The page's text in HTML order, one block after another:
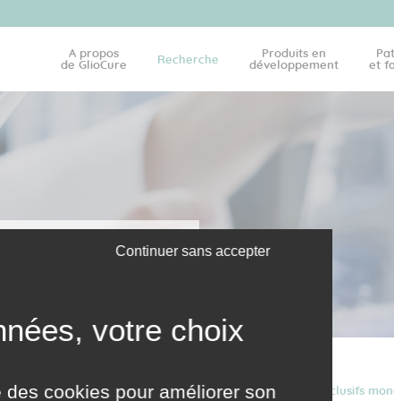
A propos
de GlioCure
Recherche
Produits en
développement
et
INTELLECTUELLE
pour lesquellesGlioCure dispose des droits exclusifs
des cookies pour améliorer son
Continuer sans accepter